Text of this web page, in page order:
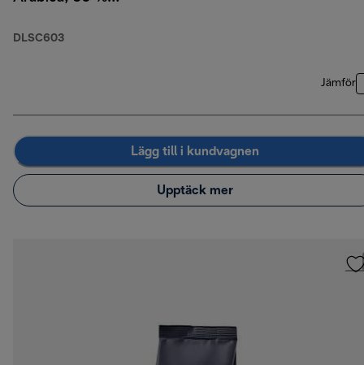
DLSC603
Jämför
Lägg till i kundvagnen
Upptäck mer